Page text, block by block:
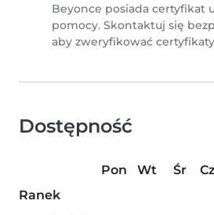
Beyonce posiada certyfikat
pomocy. Skontaktuj się
aby zweryfikować
Dostępność
Pon Wt Śr
Ranek